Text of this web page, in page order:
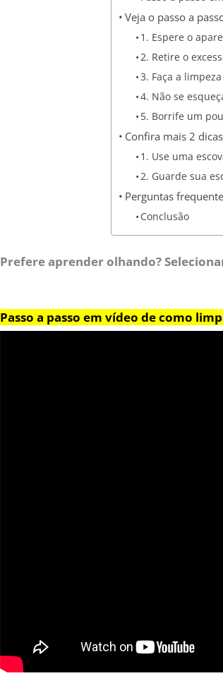
Veja o passo a
1. Espere o
2. Retire o
3. Faça a
4. Não se
5. Borrife um
Confira mais 2
1. Use uma
2. Guarde sua
Perguntas
Conclusão
Prefere aprender olhando?
Passo a passo em vídeo de como